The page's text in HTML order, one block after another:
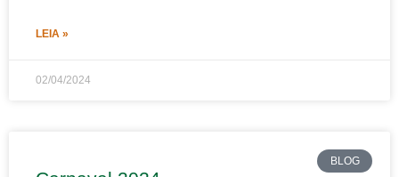
LEIA »
02/04/2024
BLOG